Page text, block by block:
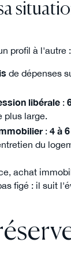
profil à l'autre :
de dépenses
libérale :
plus large.
:4 à
du
achat
figé : il suit